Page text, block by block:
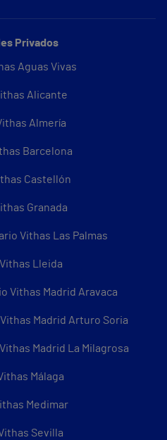
Privados
Aguas Vivas
Alicante
Almería
Barcelona
Castellón
Granada
Vithas Las Palmas
Lleida
Vithas Madrid Aravaca
Madrid Arturo Soria
Madrid La Milagrosa
Málaga
Medimar
Sevilla